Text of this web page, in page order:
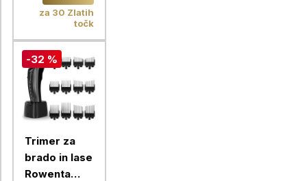
za 30 Zlatih
točk
-32 %
Trimer za
brado in lase
Rowenta